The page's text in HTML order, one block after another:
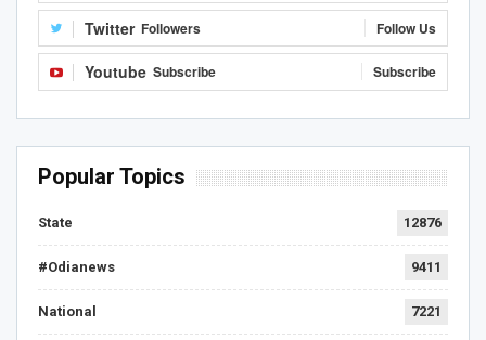
Twitter Followers Follow Us
Youtube Subscribe Subscribe
Popular Topics
State 12876
#Odianews 9411
National 7221